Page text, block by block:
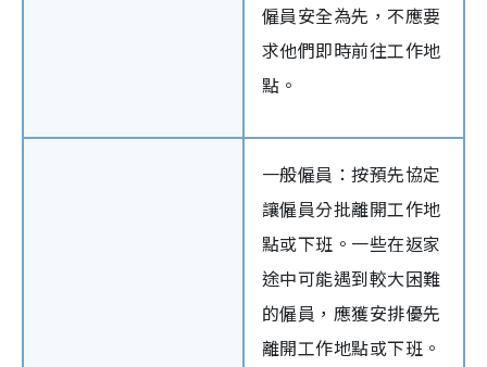
僱員安全為先，不應要
求他們即時前往工作地
點。
一般僱員：按預先協定
讓僱員分批離開工作地
點或下班。一些在返家
途中可能遇到較大困難
的僱員，應獲安排優先
離開工作地點或下班。